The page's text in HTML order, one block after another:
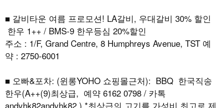
■ 갈비타운 여름 프로모션! LA갈비, 우대갈비 30% 할인
한우 1++ / BMS-9 한우등심 20%할인
주소 : 1/F, Grand Centre, 8 Humphreys Avenue, TST 예
약 : 2750-6001
■ 오빠&포차: (윈롱YOHO 쇼핑몰근처): BBQ 한국직송
한우(A++(9)최상급, 예약 6162 0798 / 카톡
andyhk82andyhk82 ) *최상급의 고기를 가성비 최고로 제